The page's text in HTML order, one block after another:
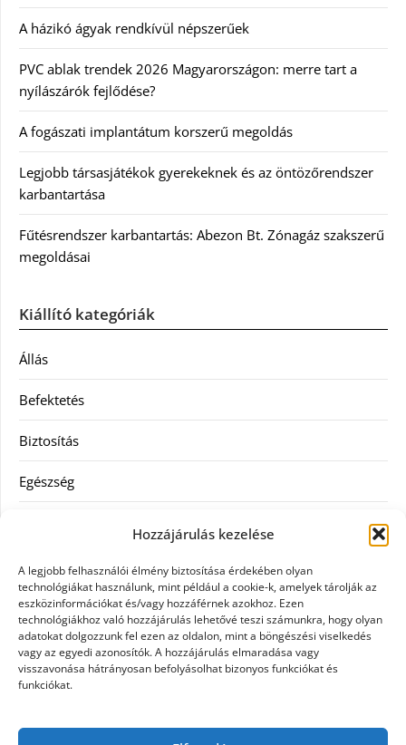
Hozzájárulás kezelése
A legjobb felhasználói élmény biztosítása érdekében olyan
technológiákat használunk, mint például a cookie-k, amelyek tárolják az
eszközinformációkat és/vagy hozzáférnek azokhoz. Ezen
technológiákhoz való hozzájárulás lehetővé teszi számunkra, hogy olyan
adatokat dolgozzunk fel ezen az oldalon, mint a böngészési viselkedés
vagy az egyedi azonosítók. A hozzájárulás elmaradása vagy
visszavonása hátrányosan befolyásolhat bizonyos funkciókat és
funkciókat.
A házikó ágyak rendkívül népszerűek
PVC ablak trendek 2026 Magyarországon: merre tart a
nyílászárók fejlődése?
A fogászati implantátum korszerű megoldás
Legjobb társasjátékok gyerekeknek és az öntözőrendszer
karbantartása
Fűtésrendszer karbantartás: Abezon Bt. Zónagáz szakszerű
megoldásai
Kiállító kategóriák
Állás
Befektetés
Biztosítás
Egészség
Ingatlan
Művészetek és szórakozás
Múzeumok
Szolgáltatás
Szórakozás